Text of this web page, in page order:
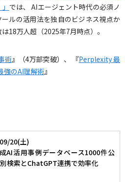
では、 AIエージェント時代の必須ノ
ルの活用法を独自のビジネス視点か
18万人超（2025年7月時点）。
術』（4万部突破）、 『Perplexity 最
強のAI理解術』
20(土)
AI活用事例データベース1000件公
検索とChatGPT連携で効率化